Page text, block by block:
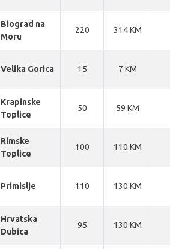
Biograd na
Moru
220 314 KM
Velika Gorica 15 7 KM
Krapinske
Toplice
50 59 KM
Rimske
Toplice
100 110 KM
Primislje 110 130 KM
Hrvatska
Dubica
95 130 KM